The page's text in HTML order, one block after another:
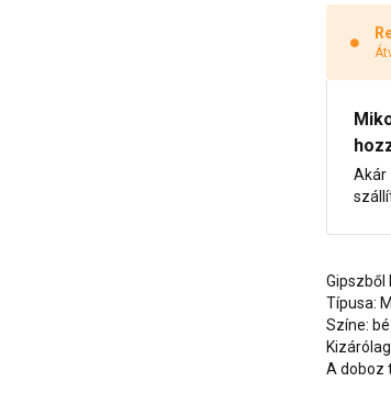
Akár
Típusa:
Színe:
A doboz